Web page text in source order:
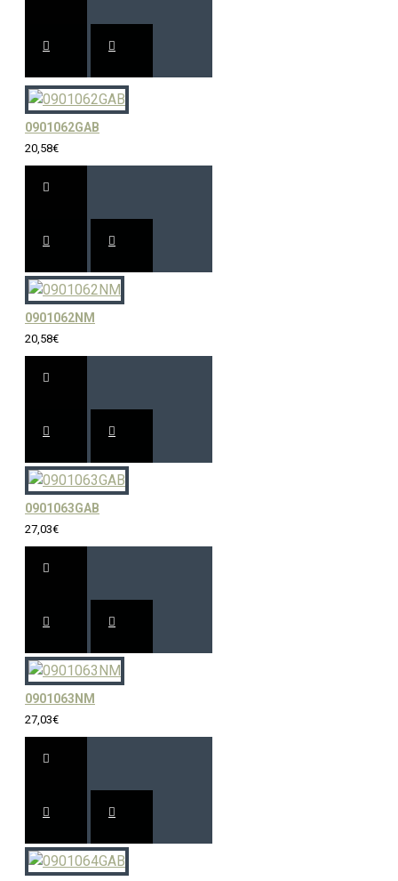
0901062GAB
20,58€
0901062NM
20,58€
0901063GAB
27,03€
0901063NM
27,03€